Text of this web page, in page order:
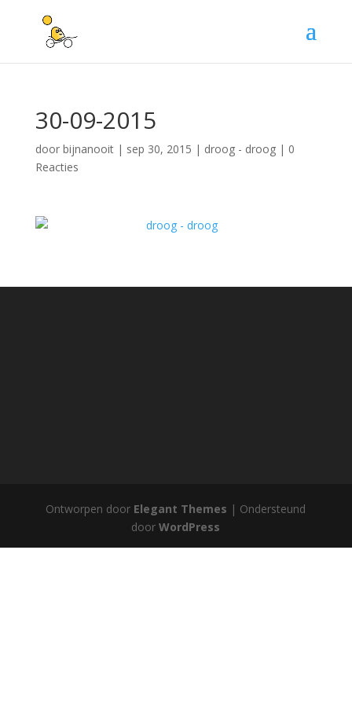
30-09-2015
door bijnanooit| sep 30, 2015 | droog - droog| 0
Reacties
Ontworpen door Elegant Themes | Ondersteund
doorWordPress